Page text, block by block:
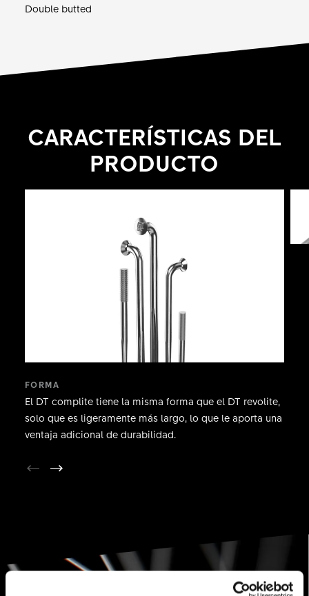
Double butted
CARACTERÍSTICAS DEL
PRODUCTO
FORMA
El DT complite tiene la misma forma que el DT revolite,
solo que es ligeramente más largo, lo que le aporta una
ventaja adicional de durabilidad.